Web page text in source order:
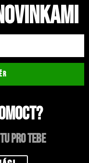
pro tebe